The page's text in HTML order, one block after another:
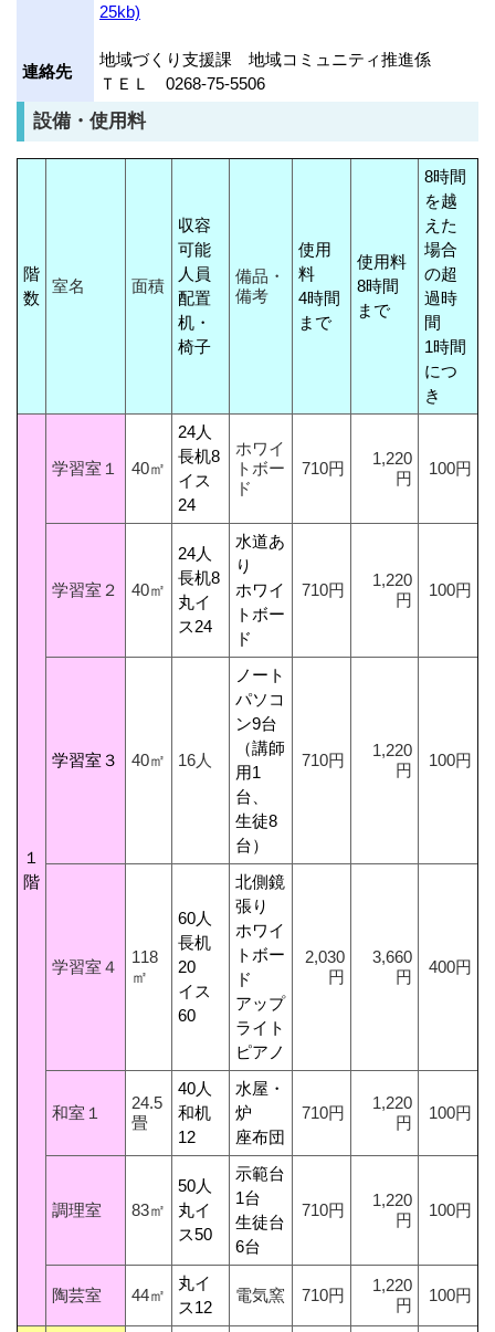
25kb)
連絡先
地域づくり支援課 地域コミュニティ推進係
ＴＥＬ 0268-75-5506
設備・使用料
階
数
室名 面積
収容
可能
人員
配置
机・
椅子
備品・
備考
使用
料
4時間
まで
使用料
8時間
まで
8時間
を越
えた
場合
の超
過時
間
1時間
につ
き
１
階
学習室１ 40㎡
24人
長机8
イス
24
ホワイ
トボー
ド
710円
1,220
円
100円
学習室２ 40㎡
24人
長机8
丸イ
ス24
水道あ
り
ホワイ
トボー
ド
710円
1,220
円
100円
学習室３ 40㎡ 16人
ノート
パソコ
ン9台
（講師
用1
台、
生徒8
台）
710円
1,220
円
100円
学習室４
118
㎡
60人
長机
20
イス
60
北側鏡
張り
ホワイ
トボー
ド
アップ
ライト
ピアノ
2,030
円
3,660
円
400円
和室１
24.5
畳
40人
和机
12
水屋・
炉
座布団
710円
1,220
円
100円
調理室 83㎡
50人
丸イ
ス50
示範台
1台
生徒台
6台
710円
1,220
円
100円
陶芸室 44㎡
丸イ
ス12
電気窯 710円
1,220
円
100円